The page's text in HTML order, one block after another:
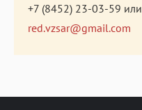
+7 (8452) 23-03-59 или
red.vzsar@gmail.com